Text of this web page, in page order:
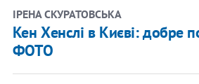
ІРЕНА СКУРАТОВСЬКА
Кен Хенслі в Києві: добре
ФОТО